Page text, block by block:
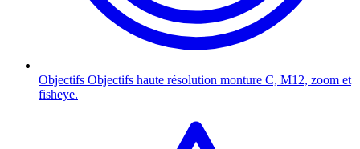
Objectifs Objectifs haute résolution monture C, M12, zoom et
fisheye.